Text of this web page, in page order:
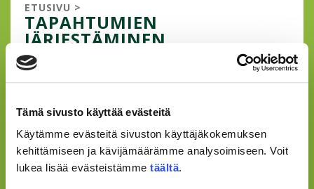
Tämä sivusto käyttää evästeitä
Käytämme evästeitä sivuston käyttäjäkokemuksen
kehittämiseen ja kävijämäärämme analysoimiseen. Voit
lukea lisää evästeistämme täältä.
ETUSIVU >
TAPAHTUMIEN
JÄRJESTÄMINEN
JÄRJESTETÄÄN
ERITYISJÄRJESTELYJEN AVULLA
Poikkeuksellisen syksyn takia olemme tarkastelleet